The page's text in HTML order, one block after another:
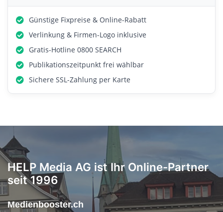
Günstige Fixpreise & Online-Rabatt
Verlinkung & Firmen-Logo inklusive
Gratis-Hotline 0800 SEARCH
Publikationszeitpunkt frei wählbar
Sichere SSL-Zahlung per Karte
HELP Media AG ist Ihr Online-Partner
seit 1996
Medienbooster.ch